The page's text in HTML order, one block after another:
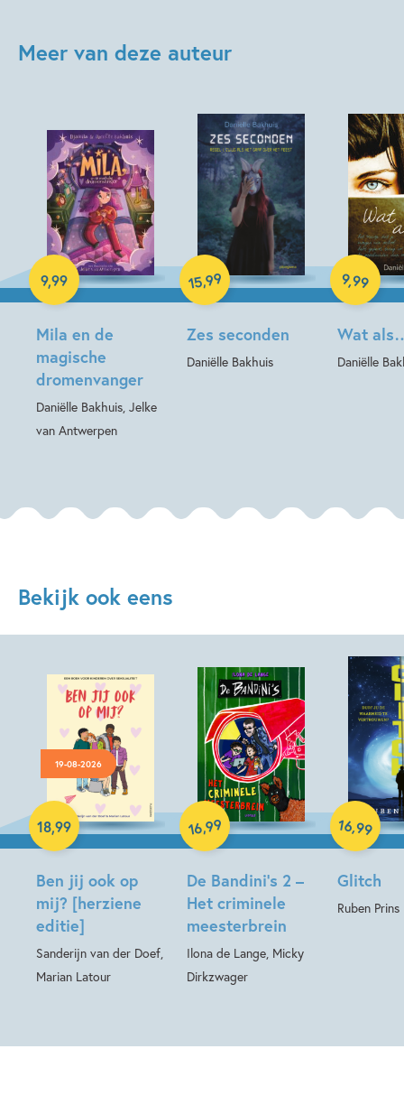
Meer van deze auteur
Mila en de
magische
dromenvanger
Daniëlle Bakhuis, Jelke
van Antwerpen
9,99
E-book
Zes seconden
Daniëlle Bakhuis
15,99
Paperback
Wat
Daniëlle
9,99
E-book
Bekijk ook eens
19-08-2026
Ben jij ook op
mij? [herziene
editie]
Sanderijn van der Doef,
Marian Latour
18,99
Hardcover
De Bandini’s 2 –
Het criminele
meesterbrein
Ilona de Lange, Micky
Dirkzwager
16,99
Hardcover
Glitch
Ruben Prins
16,99
Paperback